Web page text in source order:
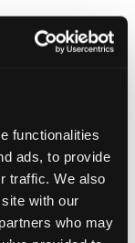
functionalities
ads, to provide
traffic. We also
with our
who may
al metro
i 170 e i
nella